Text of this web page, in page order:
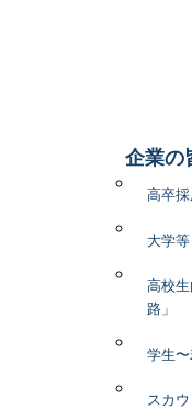
企業の
高卒
大学
高校
路」
学生
スカ